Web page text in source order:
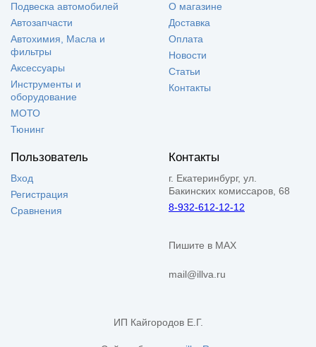
Подвеска автомобилей
Автозапчасти
Автохимия, Масла и
фильтры
Аксессуары
Инструменты и
оборудование
МОТО
Тюнинг
О магазине
Доставка
Оплата
Новости
Статьи
Контакты
Пользователь
Вход
Регистрация
Сравнения
Контакты
г. Екатеринбург, ул.
Бакинских комиссаров, 68
8-932-612-12-12
Пишите в MAX
mail@illva.ru
ИП Кайгородов Е.Г.